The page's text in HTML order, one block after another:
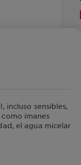
incluso sensibles,
imanes
el agua micelar